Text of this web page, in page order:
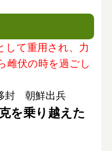
て重用され、力
雌伏の時を過ごし
封 朝鮮出兵
を乗り越えた